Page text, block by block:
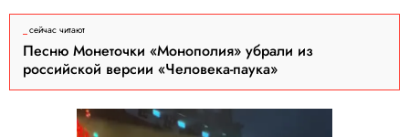
сейчас читают
Песню Монеточки «Монополия» убрали из
российской версии «Человека-паука»